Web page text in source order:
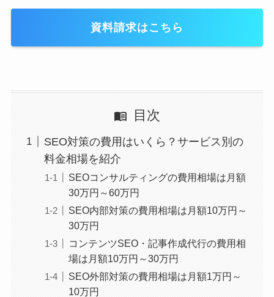
資料請求はこちら
目次
SEO対策の費用はいくら？サービス別の
料金相場を紹介
SEOコンサルティングの費用相場は月額
30万円～60万円
SEO内部対策の費用相場は月額10万円～
30万円
コンテンツSEO・記事作成代行の費用相
場は月額10万円～30万円
SEO外部対策の費用相場は月額1万円～
10万円